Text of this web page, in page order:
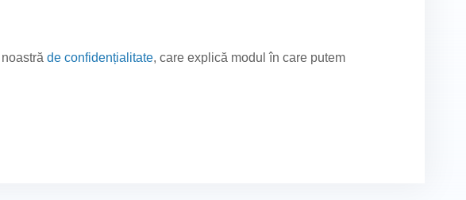
noastră de confidențialitate, care explică modul în care putem